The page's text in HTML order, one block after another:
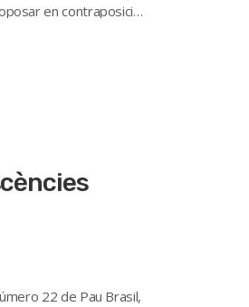
en contraposició
22 de Pau Brasil,